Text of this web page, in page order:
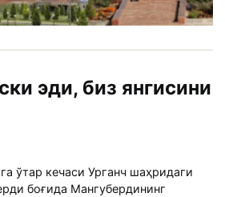
эди, биз янгисини
ўтар кечаси Урганч шаҳридаги
боғида Мангубердининг